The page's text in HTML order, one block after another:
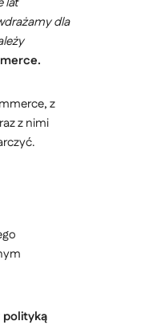
dla
z
z nimi
polityką